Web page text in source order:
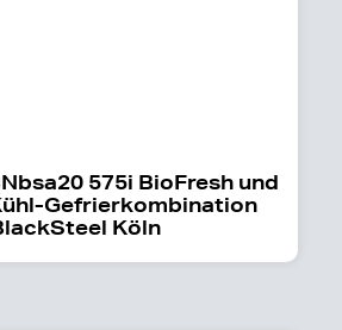
575i BioFresh und
Gefrierkombination
Köln